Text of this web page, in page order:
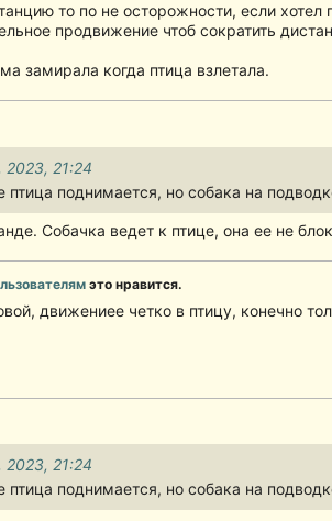
то по не осторожности, если хотел
продвижение чтоб сократить
замирала когда птица взлетала.
2023, 21:24
поднимается, но собака на
Собачка ведет к птице, она ее не
это нравится.
движениее четко в птицу, конечно
2023, 21:24
поднимается, но собака на